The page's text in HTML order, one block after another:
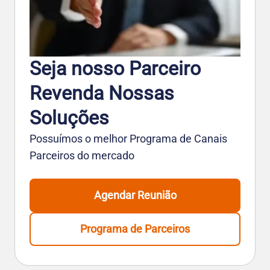
Seja nosso Parceiro
Revenda Nossas
Soluções
Possuímos o melhor Programa de Canais
Parceiros do mercado
Agendar Reunião
Programa de Parceiros